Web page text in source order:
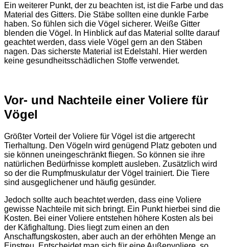
Ein weiterer Punkt, der zu beachten ist, ist die Farbe und das
Material des Gitters. Die Stäbe sollten eine dunkle Farbe
haben. So fühlen sich die Vögel sicherer. Weiße Gitter
blenden die Vögel. In Hinblick auf das Material sollte darauf
geachtet werden, dass viele Vögel gern an den Stäben
nagen. Das sicherste Material ist Edelstahl. Hier werden
keine gesundheitsschädlichen Stoffe verwendet.
Vor- und Nachteile einer Voliere für
Vögel
Größter Vorteil der Voliere für Vögel ist die artgerecht
Tierhaltung. Den Vögeln wird genügend Platz geboten und
sie können uneingeschränkt fliegen. So können sie ihre
natürlichen Bedürfnisse komplett ausleben. Zusätzlich wird
so der die Rumpfmuskulatur der Vögel trainiert. Die Tiere
sind ausgeglichener und häufig gesünder.
Jedoch sollte auch beachtet werden, dass eine Voliere
gewisse Nachteile mit sich bringt. Ein Punkt hierbei sind die
Kosten. Bei einer Voliere entstehen höhere Kosten als bei
der Käfighaltung. Dies liegt zum einen an den
Anschaffungskosten, aber auch an der erhöhten Menge an